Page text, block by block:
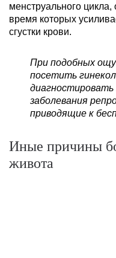
менструального
время которых
сгустки крови.
При подобных
посетить
заболевания
приводящие к
Иные причины
живота